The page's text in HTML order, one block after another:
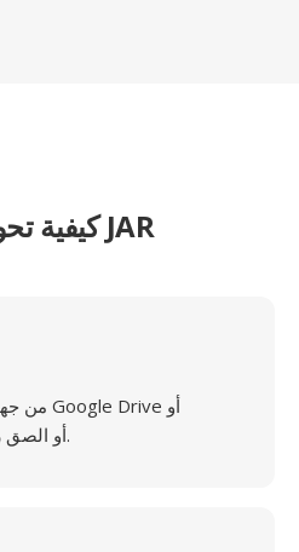
كيفية تحويل ملف JAR
Dropbox، أو الصق رابطاً للملف.